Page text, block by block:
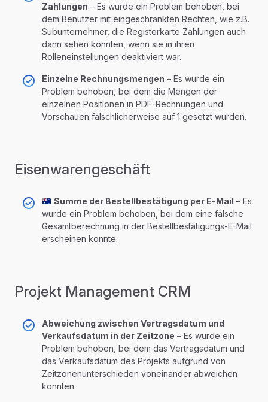
Zahlungen – Es wurde ein Problem behoben, bei
dem Benutzer mit eingeschränkten Rechten, wie z.B.
Subunternehmer, die Registerkarte Zahlungen auch
dann sehen konnten, wenn sie in ihren
Rolleneinstellungen deaktiviert war.
Einzelne Rechnungsmengen – Es wurde ein
Problem behoben, bei dem die Mengen der
einzelnen Positionen in PDF-Rechnungen und
Vorschauen fälschlicherweise auf 1 gesetzt wurden.
Eisenwarengeschäft
Summe der Bestellbestätigung per E-Mail – Es
wurde ein Problem behoben, bei dem eine falsche
Gesamtberechnung in der Bestellbestätigungs-E-Mail
erscheinen konnte.
Projekt Management CRM
Abweichung zwischen Vertragsdatum und
Verkaufsdatum in der Zeitzone – Es wurde ein
Problem behoben, bei dem das Vertragsdatum und
das Verkaufsdatum des Projekts aufgrund von
Zeitzonenunterschieden voneinander abweichen
konnten.